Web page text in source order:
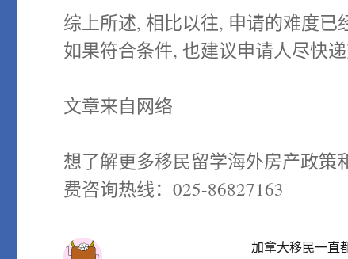
综上所述, 相比以往, 申请的难度
如果符合条件, 也建议申请人尽快
文章来自网络
想了解更多移民留学海外房产政策
费咨询热线：025-86827163
加拿大移民一直